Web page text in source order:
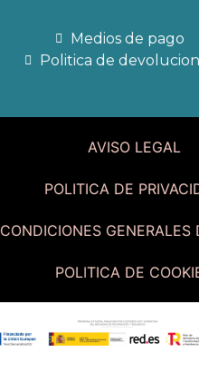
Medios de pago
Politica de
AVISO LEGAL
POLITICA DE
CONDICIONES GENERALES
POLITICA DE